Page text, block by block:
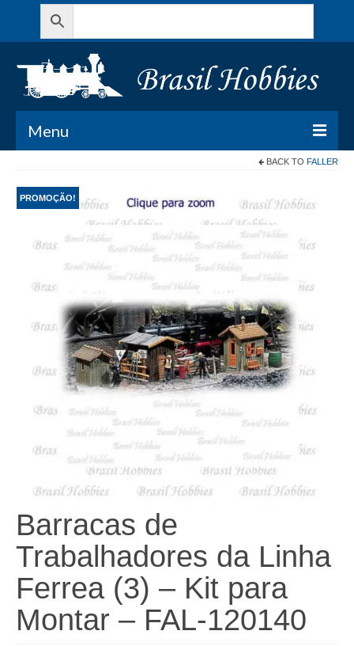
Menu
Meu Carrinho
Minha conta
Contato
BACK TO FALLER
PROMOÇÃO!
Barracas de
Trabalhadores da Linha
Ferrea (3) – Kit para
Montar – FAL-120140